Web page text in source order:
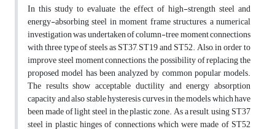
In this study to evaluate the effect of high-strength steel and
energy-absorbing steel in moment frame structures, a numerical
investigation was undertaken of column-tree moment connections
with three type of steels as ST37, ST19 and ST52. Also, in order to
improve steel moment connections, the possibility of replacing the
proposed model has been analyzed by common popular models.
The results show acceptable ductility and energy absorption
capacity and also stable hysteresis curves in the models which have
been made of light steel in the plastic zone. As a result, using ST37
steel in plastic hinges of connections which were made of ST52